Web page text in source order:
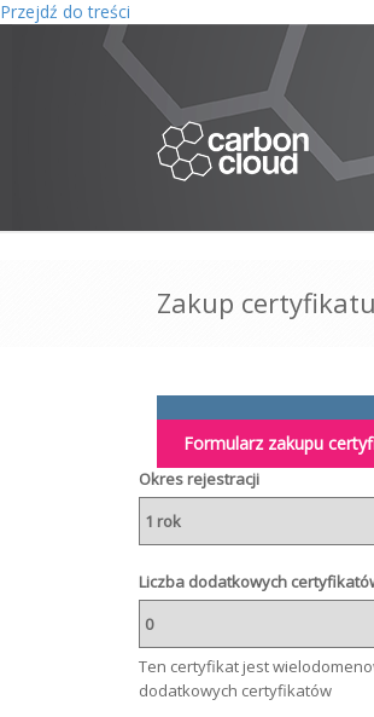
Przejdź do treści
Zakup
Formularz zakupu
Okres rejestracji
Liczba dodatkowych
Ten certyfikat jest
dodatkowych certyfikatów